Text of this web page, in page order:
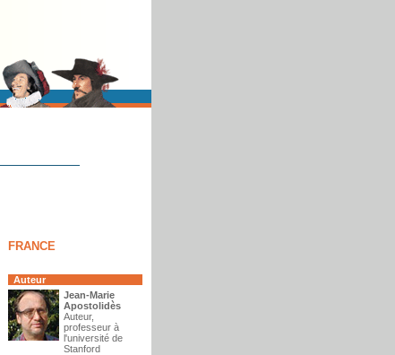
FRANCE
Auteur
Jean-Marie
Apostolidès
Auteur,
professeur à
l'université de
Stanford